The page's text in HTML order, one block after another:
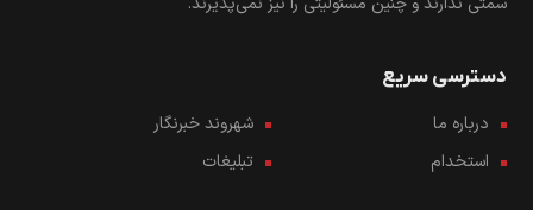
دسترسی سریع
درباره ما
شهروند خبرنگار
استخدام
تبلیغات